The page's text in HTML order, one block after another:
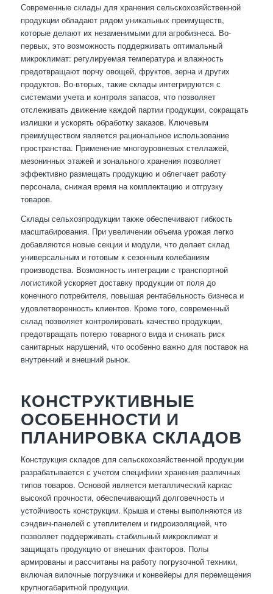
Современные склады для хранения сельскохозяйственной
продукции обладают рядом уникальных преимуществ,
которые делают их незаменимыми для агробизнеса. Во-
первых, это возможность поддерживать оптимальный
микроклимат: регулируемая температура и влажность
предотвращают порчу овощей, фруктов, зерна и других
продуктов. Во-вторых, такие склады интегрируются с
системами учета и контроля запасов, что позволяет
отслеживать движение каждой партии продукции, сокращать
излишки и ускорять обработку заказов. Ключевым
преимуществом является рациональное использование
пространства. Применение многоуровневых стеллажей,
мезонинных этажей и зонального хранения позволяет
эффективно размещать продукцию и облегчает работу
персонала, снижая время на комплектацию и отгрузку
товаров.
Склады сельхозпродукции также обеспечивают гибкость
масштабирования. При увеличении объема урожая легко
добавляются новые секции и модули, что делает склад
универсальным и готовым к сезонным колебаниям
производства. Возможность интеграции с транспортной
логистикой ускоряет доставку продукции от поля до
конечного потребителя, повышая рентабельность бизнеса и
удовлетворенность клиентов. Кроме того, современный
склад позволяет контролировать качество продукции,
предотвращать потерю товарного вида и снижать риск
санитарных нарушений, что особенно важно для поставок на
внутренний и внешний рынок.
КОНСТРУКТИВНЫЕ
ОСОБЕННОСТИ И
ПЛАНИРОВКА СКЛАДОВ
Конструкция складов для сельскохозяйственной продукции
разрабатывается с учетом специфики хранения различных
типов товаров. Основой является металлический каркас
высокой прочности, обеспечивающий долговечность и
устойчивость конструкции. Крыша и стены выполняются из
сэндвич-панелей с утеплителем и гидроизоляцией, что
позволяет поддерживать стабильный микроклимат и
защищать продукцию от внешних факторов. Полы
армированы и рассчитаны на работу погрузочной техники,
включая вилочные погрузчики и конвейеры для перемещения
крупногабаритной продукции.